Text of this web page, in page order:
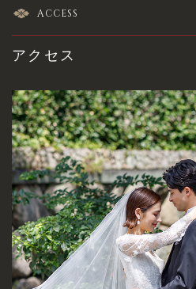
ACCESS
アクセス